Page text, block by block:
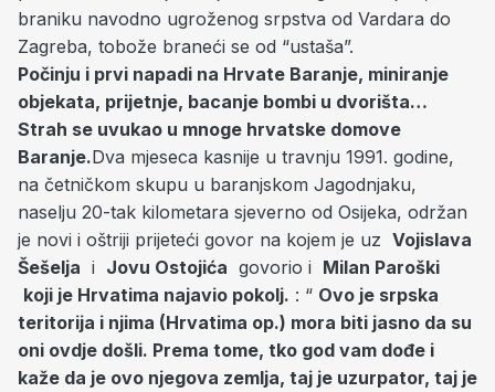
braniku navodno ugroženog srpstva od Vardara do
Zagreba, tobože braneći se od “ustaša”.
Počinju i prvi napadi na Hrvate Baranje, miniranje
objekata, prijetnje, bacanje bombi u dvorišta…
Strah se uvukao u mnoge hrvatske domove
Baranje.Dva mjeseca kasnije u travnju 1991. godine,
na četničkom skupu u baranjskom Jagodnjaku,
naselju 20-tak kilometara sjeverno od Osijeka, održan
je novi i oštriji prijeteći govor na kojem je uz Vojislava
Šešelja i Jovu Ostojića govorio i Milan Paroški
koji je Hrvatima najavio pokolj. : “ Ovo je srpska
teritorija i njima (Hrvatima op.) mora biti jasno da su
oni ovdje došli. Prema tome, tko god vam dođe i
kaže da je ovo njegova zemlja, taj je uzurpator, taj je